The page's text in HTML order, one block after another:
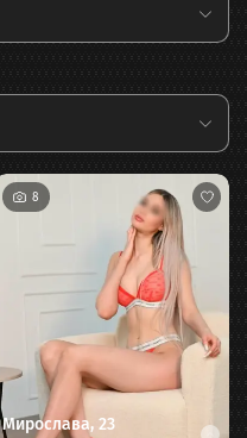
Мирослава, 23
8